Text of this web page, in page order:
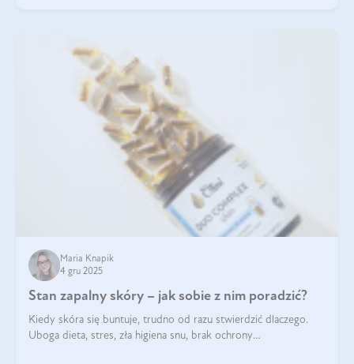
Maria Knapik
4 gru 2025
Stan zapalny skóry – jak sobie z nim poradzić?
Kiedy skóra się buntuje, trudno od razu stwierdzić dlaczego.
Uboga dieta, stres, zła higiena snu, brak ochrony